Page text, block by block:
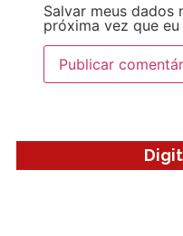
Salvar meus dados
próxima vez que eu